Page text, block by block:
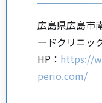
広島県広島市
ードクリニッ
HP： https://
perio.com/